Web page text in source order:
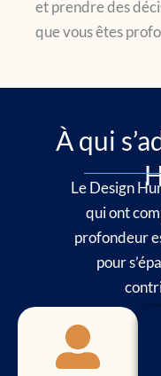
et prendre des
que vous êtes
À qui
Le Design
qui ont
profondeur
pour